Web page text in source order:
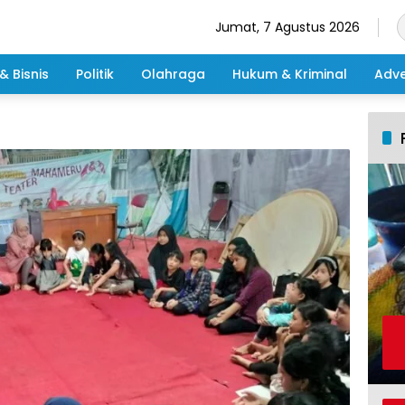
Jumat, 7 Agustus 2026
Bisnis Politik Olahraga Hukum & Kriminal